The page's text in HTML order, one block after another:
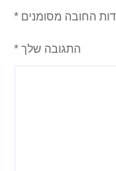
החובה מסומנים *
התגובה שלך *